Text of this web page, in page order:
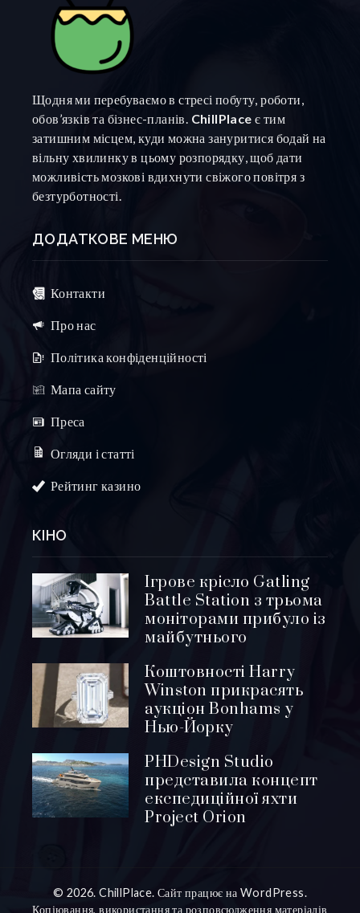
Щодня ми перебуваємо в стресі побуту, роботи,
обов’язків та бізнес-планів. ChillPlace є тим
затишним місцем, куди можна зануритися бодай на
вільну хвилинку в цьому розпорядку, щоб дати
можливість мозкові вдихнути свіжого повітря з
безтурботності.
ДОДАТКОВЕ МЕНЮ
Контакти
Про нас
Політика конфіденційності
Мапа сайту
Преса
Огляди і статті
Рейтинг казино
КІНО
Ігрове крісло Gatling
Battle Station з трьома
моніторами прибуло із
майбутнього
Коштовності Harry
Winston прикрасять
аукціон Bonhams у
Нью-Йорку
PHDesign Studio
представила концепт
експедиційної яхти
Project Orion
© 2026. ChillPlace. Сайт працює на WordPress.
Копіювання, використання та розповсюдження матеріалів